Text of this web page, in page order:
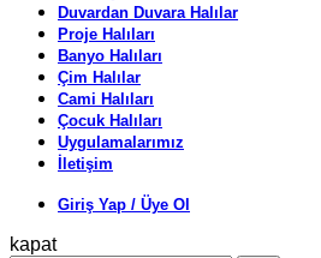
Duvardan Duvara Halılar
Proje Halıları
Banyo Halıları
Çim Halılar
Cami Halıları
Çocuk Halıları
Uygulamalarımız
İletişim
Giriş Yap / Üye Ol
kapat